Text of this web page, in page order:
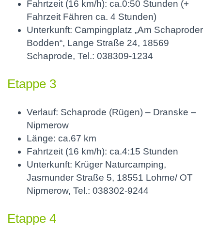
Fahrtzeit (16 km/h): ca.0:50 Stunden (+
Fahrzeit Fähren ca. 4 Stunden)
Unterkunft: Campingplatz „Am Schaproder
Bodden“, Lange Straße 24, 18569
Schaprode, Tel.: 038309-1234
Etappe 3
Verlauf: Schaprode (Rügen) – Dranske –
Nipmerow
Länge: ca.67 km
Fahrtzeit (16 km/h): ca.4:15 Stunden
Unterkunft: Krüger Naturcamping,
Jasmunder Straße 5, 18551 Lohme/ OT
Nipmerow, Tel.: 038302-9244
Etappe 4